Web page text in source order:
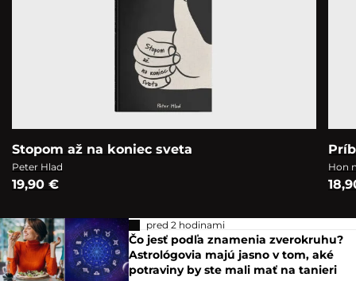
Stopom až na koniec sveta
Peter Hlad
19,90 €
Hon
pred 2 hodinami
Čo jesť podľa znamenia zverokruhu?
Astrológovia majú jasno v tom, aké
potraviny by ste mali mať na tanieri